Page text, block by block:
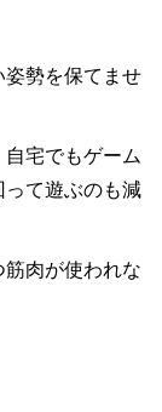
勢を保てませ
宅でもゲーム
て遊ぶのも減
肉が使われな